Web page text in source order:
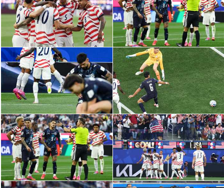
الدوري الإيطالي
الدوري الألماني
الدوري الفرنسي
الدوري السعودي للمحترفين
دوري أبطال أوروبا
دوري أبطال إفريقيا
كل البطولات
أقسام